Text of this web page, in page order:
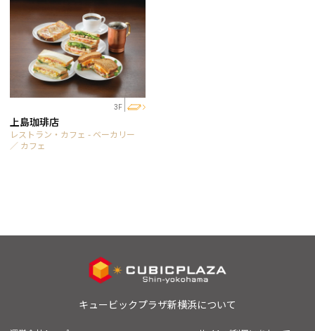
3F
上島珈琲店
レストラン・カフェ - ベーカリー
／ カフェ
キュービックプラザ新横浜について